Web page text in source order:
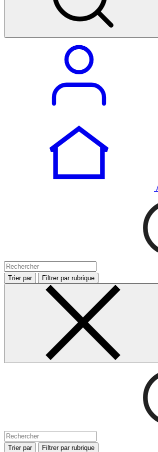
Trier par Filtrer par rubrique
Trier par Filtrer par rubrique